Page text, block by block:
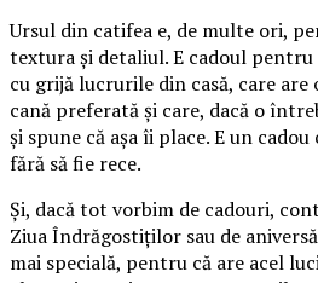
Ursul din catifea e, de multe ori,
textura și detaliul. E cadoul pentru
cu grijă lucrurile din casă, care
cană preferată și care, dacă o
și spune că așa îi place. E un
fără să fie rece.
Și, dacă tot vorbim de cadouri,
Ziua Îndrăgostiților sau de
mai specială, pentru că are acel